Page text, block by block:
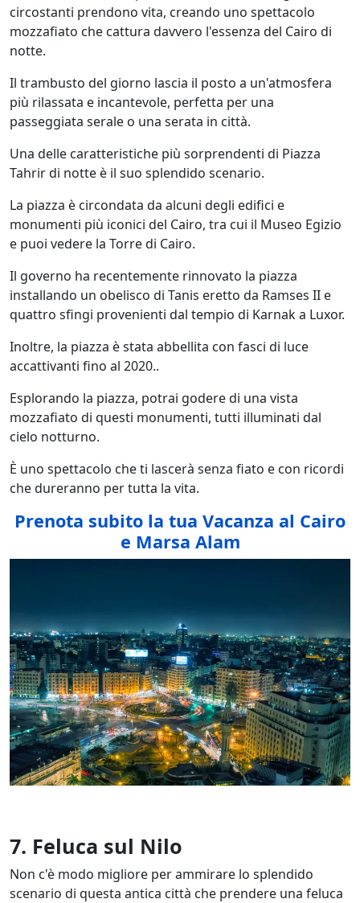
circostanti prendono vita, creando uno spettacolo
mozzafiato che cattura davvero l'essenza del Cairo di
notte.
Il trambusto del giorno lascia il posto a un'atmosfera
più rilassata e incantevole, perfetta per una
passeggiata serale o una serata in città.
Una delle caratteristiche più sorprendenti di Piazza
Tahrir di notte è il suo splendido scenario.
La piazza è circondata da alcuni degli edifici e
monumenti più iconici del Cairo, tra cui il Museo Egizio
e puoi vedere la Torre di Cairo.
Il governo ha recentemente rinnovato la piazza
installando un obelisco di Tanis eretto da Ramses II e
quattro sfingi provenienti dal tempio di Karnak a Luxor.
Inoltre, la piazza è stata abbellita con fasci di luce
accattivanti fino al 2020..
Esplorando la piazza, potrai godere di una vista
mozzafiato di questi monumenti, tutti illuminati dal
cielo notturno.
È uno spettacolo che ti lascerà senza fiato e con ricordi
che dureranno per tutta la vita.
Prenota subito la tua Vacanza al Cairo
e Marsa Alam
7. Feluca sul Nilo
Non c'è modo migliore per ammirare lo splendido
scenario di questa antica città che prendere una feluca